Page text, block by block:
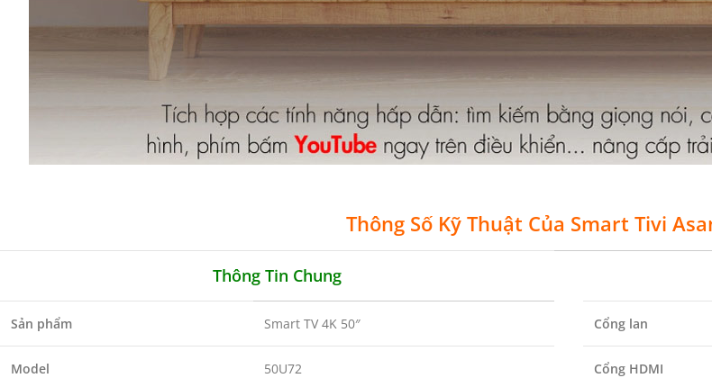
Thông Số Kỹ Thuật Của Smart Tivi
Thông Tin Chung
Sản phẩm Smart TV 4K 50″ Cổng lan
Model 50U72 Cổng HDMI